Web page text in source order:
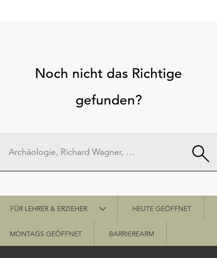
Noch nicht das Richtige
gefunden?
Schnellzugriff
FÜR LEHRER & ERZIEHER HEUTE GEÖFFNET
MONTAGS GEÖFFNET BARRIEREARM